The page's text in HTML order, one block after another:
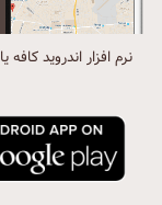
نرم افزار اندروید